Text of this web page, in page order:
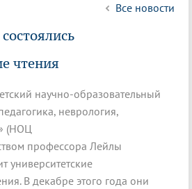
Все новости
чтения
научно-образовательный
неврология,
(НОЦ
профессора Лейлы
университетские
В декабре этого года они